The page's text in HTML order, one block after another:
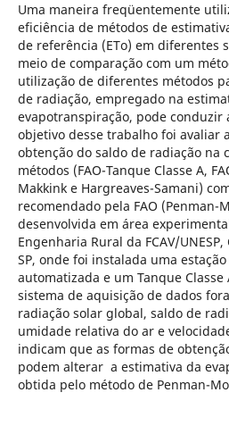
Uma maneira freqüentemente
eficiência de métodos de
de referência (ETo) em diferentes
meio de comparação com um
utilização de diferentes métodos
de radiação, empregado na
evapotranspiração, pode conduzir
objetivo desse trabalho foi avaliar
obtenção do saldo de radiação na
métodos (FAO-Tanque Classe A,
Makkink e Hargreaves-Samani)
recomendado pela FAO (Penman-
desenvolvida em área
Engenharia Rural da FCAV/
SP, onde foi instalada uma
automatizada e um Tanque
sistema de aquisição de dados
radiação solar global, saldo de
umidade relativa do ar e
indicam que as formas de
podem alterar a estimativa da
obtida pelo método de Penman-